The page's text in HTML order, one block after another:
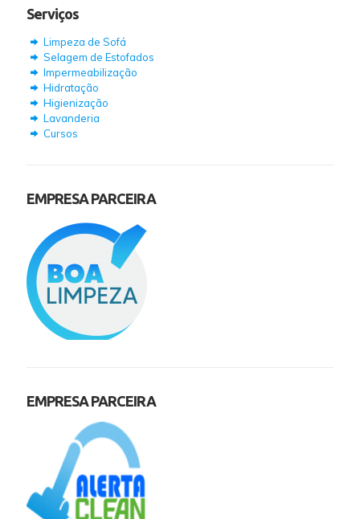
Serviços
Limpeza de Sofá
Selagem de Estofados
Impermeabilização
Hidratação
Higienização
Lavanderia
Cursos
EMPRESA PARCEIRA
EMPRESA PARCEIRA